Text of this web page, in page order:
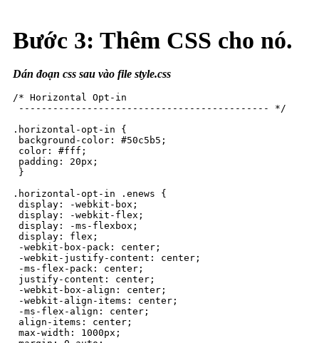
Bước 3: Thêm CSS cho nó.
Dán đoạn css sau vào file style.css
/* Horizontal Opt-in
-------------------------------------------- */
.horizontal-opt-in {
background-color: #50c5b5;
color: #fff;
padding: 20px;
}
.horizontal-opt-in .enews {
display: -webkit-box;
display: -webkit-flex;
display: -ms-flexbox;
display: flex;
-webkit-box-pack: center;
-webkit-justify-content: center;
-ms-flex-pack: center;
justify-content: center;
-webkit-box-align: center;
-webkit-align-items: center;
-ms-flex-align: center;
align-items: center;
max-width: 1000px;